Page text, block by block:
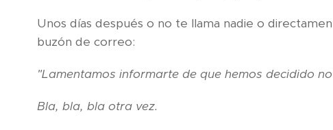
Unos días después o no te llama nadie o
buzón de correo:
"Lamentamos informarte de que hemos decidido
Bla, bla, bla otra vez.